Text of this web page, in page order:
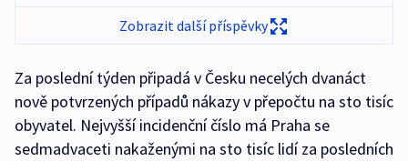
Zobrazit další příspěvky
Za poslední týden připadá v Česku necelých dvanáct
nově potvrzených případů nákazy v přepočtu na sto tisíc
obyvatel. Nejvyšší incidenční číslo má Praha se
sedmadvaceti nakaženými na sto tisíc lidí za posledních